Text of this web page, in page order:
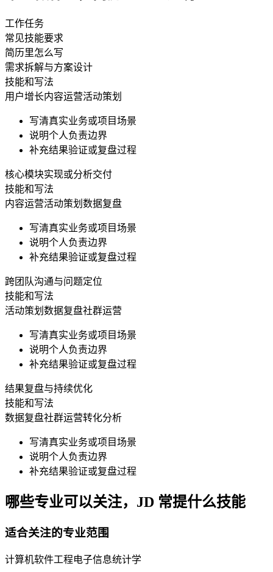
工作任务
常见技能要求
简历里怎么写
需求拆解与方案设计
技能和写法
用户增长内容运营活动策划
写清真实业务或项目场景
说明个人负责边界
补充结果验证或复盘过程
核心模块实现或分析交付
技能和写法
内容运营活动策划 数据复盘
写清真实业务或项目场景
说明个人负责边界
补充结果验证或复盘过程
跨团队沟通与问题定位
技能和写法
活动策划 数据复盘社群运营
写清真实业务或项目场景
说明个人负责边界
补充结果验证或复盘过程
结果复盘与持续优化
技能和写法
数据复盘社群运营转化分析
写清真实业务或项目场景
说明个人负责边界
补充结果验证或复盘过程
哪些专业可以关注，JD 常提什么技能
适合关注的专业范围
计算机软件工程电子信息统计学